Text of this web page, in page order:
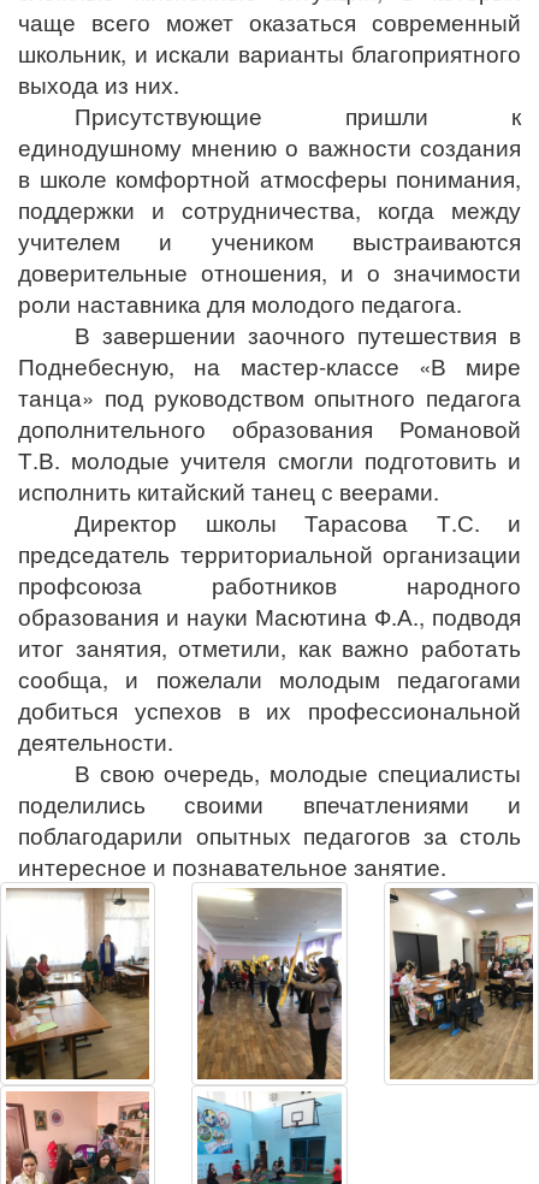
чаще всего может оказаться современный
школьник, и искали варианты благоприятного
выхода из них.
Присутствующие пришли к
единодушному мнению о важности создания
в школе комфортной атмосферы понимания,
поддержки и сотрудничества, когда между
учителем и учеником выстраиваются
доверительные отношения, и о значимости
роли наставника для молодого педагога.
В завершении заочного путешествия в
Поднебесную, на мастер-классе «В мире
танца» под руководством опытного педагога
дополнительного образования Романовой
Т.В. молодые учителя смогли подготовить и
исполнить китайский танец с веерами.
Директор школы Тарасова Т.С. и
председатель территориальной организации
профсоюза работников народного
образования и науки Масютина Ф.А., подводя
итог занятия, отметили, как важно работать
сообща, и пожелали молодым педагогами
добиться успехов в их профессиональной
деятельности.
В свою очередь, молодые специалисты
поделились своими впечатлениями и
поблагодарили опытных педагогов за столь
интересное и познавательное занятие.